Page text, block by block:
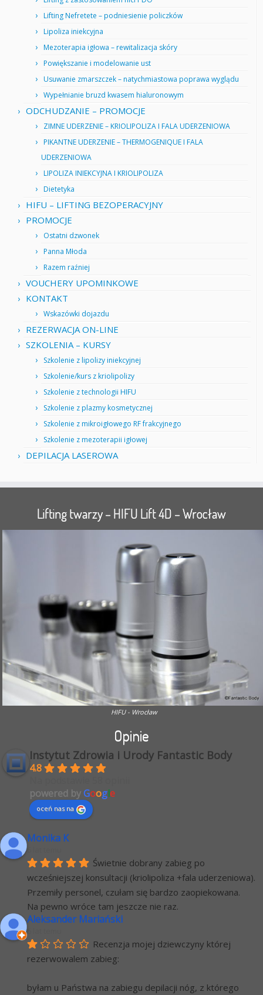
Lifting Nefretete – podniesienie policzków
Lipoliza iniekcyjna
Mezoterapia igłowa – rewitalizacja skóry
Powiększanie i modelowanie ust
Usuwanie zmarszczek – natychmiastowa poprawa wyglądu
Wypełnianie bruzd kwasem hialuronowym
ODCHUDZANIE – PROMOCJE
ZIMNE UDERZENIE – KRIOLIPOLIZA I FALA UDERZENIOWA
PIKANTNE UDERZENIE – THERMOGENIQUE I FALA
UDERZENIOWA
LIPOLIZA INIEKCYJNA I KRIOLIPOLIZA
Dietetyka
HIFU – LIFTING BEZOPERACYJNY
PROMOCJE
Ostatni dzwonek
Panna Młoda
Razem raźniej
VOUCHERY UPOMINKOWE
KONTAKT
Wskazówki dojazdu
REZERWACJA ON-LINE
SZKOLENIA – KURSY
Szkolenie z lipolizy iniekcyjnej
Szkolenie/kurs z kriolipolizy
Szkolenie z technologii HIFU
Szkolenie z plazmy kosmetycznej
Szkolenie z mikroigłowego RF frakcyjnego
Szkolenie z mezoterapii igłowej
DEPILACJA LASEROWA
Lifting twarzy – HIFU Lift 4D – Wrocław
HIFU - Wrocław
Opinie
Instytut Zdrowia i Urody Fantastic Body
4.8
powered byGoogle
oceń nas na
Monika K
Świetnie dobrany zabieg po
wcześniejszej konsultacji (kriolipoliza +fala uderzeniowa).
Przemiły personel, czułam się bardzo zaopiekowana.
Na pewno wróce tam jeszcze nie raz.
Aleksander Mariański
Recenzja mojej dziewczyny której
rezerwowalem zabieg:
byłam u Państwa na zabiegu depilacji nóg, z którego